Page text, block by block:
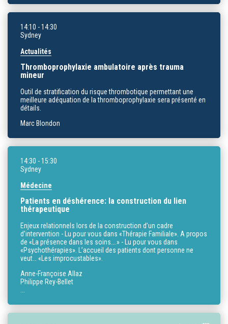
14:10 - 14:30
Sydney
Actualités
Thromboprophylaxie ambulatoire après trauma
mineur
Outil de stratification du risque thrombotique permettant une
meilleure adéquation de la thromboprophylaxie sera présenté en
détails.
Marc Blondon
14:30 - 15:30
Sydney
Médecine
Patients en déshérence: la construction du lien
thérapeutique
Enjeux relationnels lors de la construction d’un cadre
d’intervention - Lu pour vous dans «Thérapie Familiale». A propos
de «La présence dans les soins….» - Lu pour vous dans
«Psychothérapies». L’accueil des patients dont personne ne
veut… «Les improcustables».
Anne-Françoise Allaz
Philippe Rey-Bellet